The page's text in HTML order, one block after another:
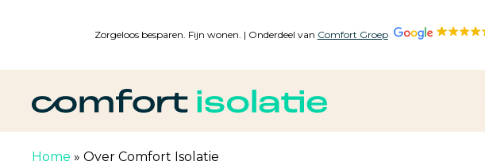
Zorgeloos besparen. Fijn wonen. | Onderdeel van Comfort Groep
Home » Over Comfort Isolatie